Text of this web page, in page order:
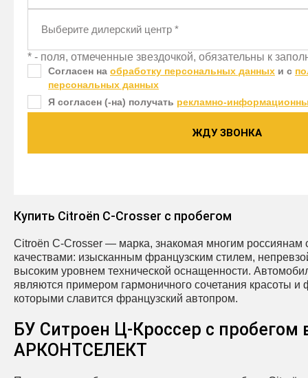
Выберите дилерский центр *
* - поля, отмеченные звездочкой, обязательны к
Согласен на обработку персональных данных и c
персональных данных
Я согласен (-на) получать рекламно-
ЖДУ ЗВОНКА
Купить Citroën C‑Crosser с пробегом
Citroën C‑Crosser — марка, знакомая многим россиянам
качествами: изысканным французским стилем,
высоким уровнем технической оснащенности.
являются примером гармоничного сочетания красоты и
которыми славится французский автопром.
БУ Ситроен Ц-Кроссер с пробегом
АРКОНТСЕЛЕКТ